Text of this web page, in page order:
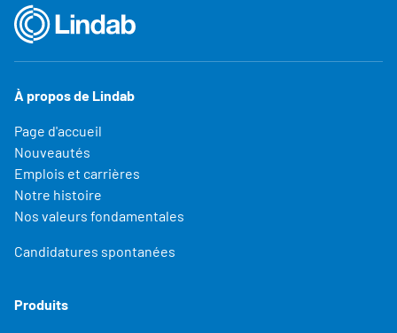
À propos de Lindab
Page d'accueil
Nouveautés
Emplois et carrières
Notre histoire
Nos valeurs fondamentales
Candidatures spontanées
Produits